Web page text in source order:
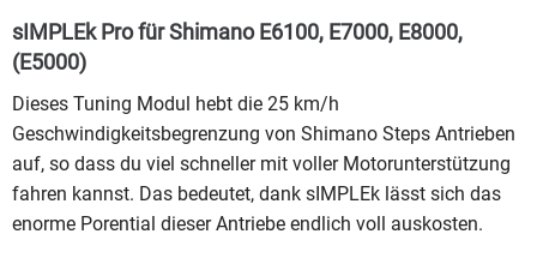
sIMPLEk Pro für Shimano E6100, E7000, E8000,
(E5000)
Dieses Tuning Modul hebt die 25 km/h
Geschwindigkeitsbegrenzung von Shimano Steps Antrieben
auf, so dass du viel schneller mit voller Motorunterstützung
fahren kannst. Das bedeutet, dank sIMPLEk lässt sich das
enorme Porential dieser Antriebe endlich voll auskosten.